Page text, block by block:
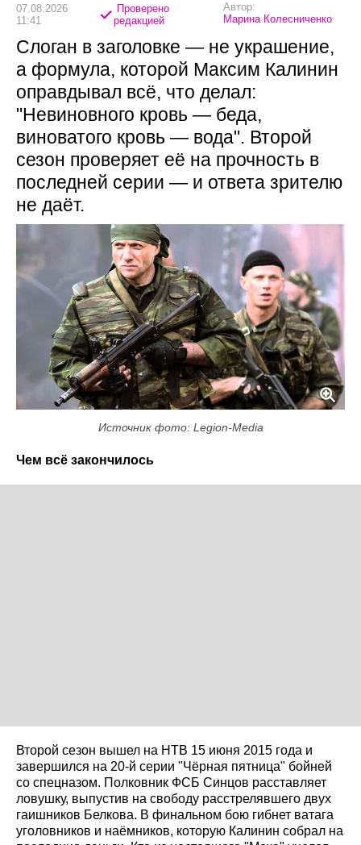
07.08.2026
11:41
Проверено
редакцией
Автор:
Марина Колесниченко
Слоган в заголовке — не украшение,
а формула, которой Максим Калинин
оправдывал всё, что делал:
"Невиновного кровь — беда,
виноватого кровь — вода". Второй
сезон проверяет её на прочность в
последней серии — и ответа зрителю
не даёт.
Источник фото: Legion-Media
Чем всё закончилось
Второй сезон вышел на НТВ 15 июня 2015 года и
завершился на 20-й серии "Чёрная пятница" бойней
со спецназом. Полковник ФСБ Синцов расставляет
ловушку, выпустив на свободу расстрелявшего двух
гаишников Белкова. В финальном бою гибнет ватага
уголовников и наёмников, которую Калинин собрал на